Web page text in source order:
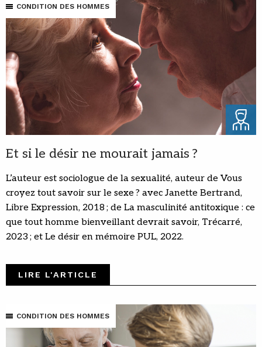
CONDITION DES HOMMES
Et si le désir ne mourait jamais ?
L’auteur est sociologue de la sexualité, auteur de Vous
croyez tout savoir sur le sexe ? avec Janette Bertrand,
Libre Expression, 2018 ; de La masculinité antitoxique : ce
que tout homme bienveillant devrait savoir, Trécarré,
2023 ; et Le désir en mémoire PUL, 2022.
LIRE L'ARTICLE
CONDITION DES HOMMES